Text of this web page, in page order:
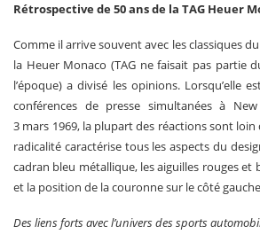
Rétrospective de 50 ans de la TAG Heuer
Comme il arrive souvent avec les classiques
la Heuer Monaco (TAG ne faisait pas partie
l’époque) a divisé les opinions. Lorsqu’elle
conférences de presse simultanées à
3 mars 1969, la plupart des réactions sont loin
radicalité caractérise tous les aspects du
cadran bleu métallique, les aiguilles rouges et
et la position de la couronne sur le côté
Des liens forts avec l’univers des sports